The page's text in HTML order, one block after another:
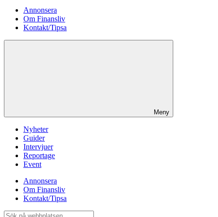
Annonsera
Om Finansliv
Kontakt/Tipsa
Meny
Nyheter
Guider
Intervjuer
Reportage
Event
Annonsera
Om Finansliv
Kontakt/Tipsa